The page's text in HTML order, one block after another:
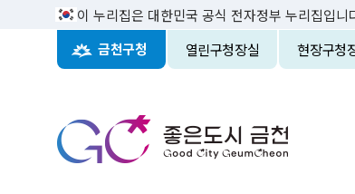
이 누리집은 대한민국 공식 전자정부 누리집입니
금천구청 열린구청장실 현장구청